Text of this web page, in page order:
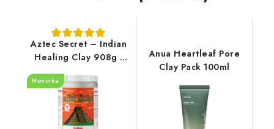
Aztec Secret – Indian
Healing Clay 908g -
aztécký jíl
Novinka
Anua Heartleaf Pore
Clay Pack 100ml